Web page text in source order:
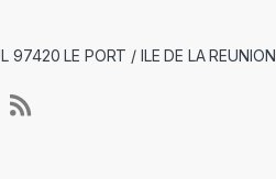
97420 LE PORT / ILE DE LA REUNION